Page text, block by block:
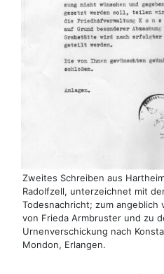
Zweites Schreiben aus
Radolfzell, unterzeichnet mit
Todesnachricht; zum angeblich
von Frieda Armbruster und zu
Urnenverschickung nach
Mondon, Erlangen.